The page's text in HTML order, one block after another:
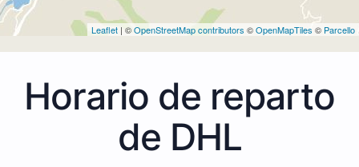
Leaflet | ©OpenStreetMap contributors ©OpenMapTiles © Parcello
Horario de reparto
de DHL